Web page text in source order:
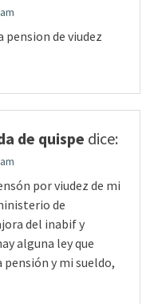
pension de viudez
de quispe dice:
por viudez de mi
de
del inabif y
alguna ley que
y mi sueldo,